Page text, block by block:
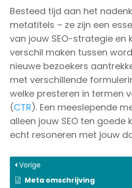
Besteed tijd aan het
metatitels – ze zijn een
van jouw SEO-strategie en
verschil maken tussen
nieuwe bezoekers
met verschillende
welke presteren in termen
(CTR). Een meeslepende
alleen jouw SEO ten goede
echt resoneren met jouw
Vorige
Meta omschrijving